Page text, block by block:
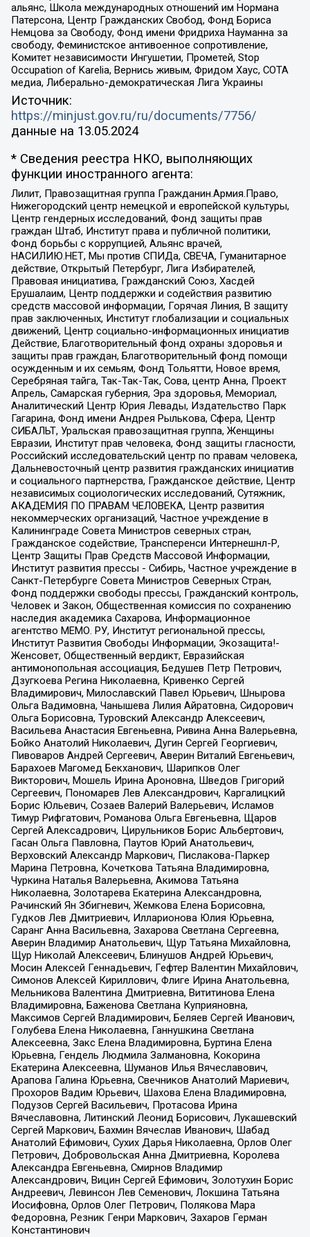
альянс, Школа международных отношений им Нормана
Патерсона, Центр Гражданских Свобод, Фонд Бориса
Немцова за Свободу, Фонд имени Фридриха Науманна за
свободу, Феминистское антивоенное сопротивление,
Комитет независимости Ингушетии, Прометей, Stop
Occupation of Karelia, Вернись живым, Фридом Хаус, СОТА
медиа, Либерально-демократическая Лига Украины
Источник:
https://minjust.gov.ru/ru/documents/7756/
данные на 13.05.2024
* Сведения реестра НКО, выполняющих
функции иностранного агента:
Лилит, Правозащитная группа Гражданин.Армия.Право,
Нижегородский центр немецкой и европейской культуры,
Центр гендерных исследований, Фонд защиты прав
граждан Штаб, Институт права и публичной политики,
Фонд борьбы с коррупцией, Альянс врачей,
НАСИЛИЮ.НЕТ, Мы против СПИДа, СВЕЧА, Гуманитарное
действие, Открытый Петербург, Лига Избирателей,
Правовая инициатива, Гражданский Союз, Хасдей
Ерушалаим, Центр поддержки и содействия развитию
средств массовой информации, Горячая Линия, В защиту
прав заключенных, Институт глобализации и социальных
движений, Центр социально-информационных инициатив
Действие, Благотворительный фонд охраны здоровья и
защиты прав граждан, Благотворительный фонд помощи
осужденным и их семьям, Фонд Тольятти, Новое время,
Серебряная тайга, Так-Так-Так, Сова, центр Анна, Проект
Апрель, Самарская губерния, Эра здоровья, Мемориал,
Аналитический Центр Юрия Левады, Издательство Парк
Гагарина, Фонд имени Андрея Рылькова, Сфера, Центр
СИБАЛЬТ, Уральская правозащитная группа, Женщины
Евразии, Институт прав человека, Фонд защиты гласности,
Российский исследовательский центр по правам человека,
Дальневосточный центр развития гражданских инициатив
и социального партнерства, Гражданское действие, Центр
независимых социологических исследований, Сутяжник,
АКАДЕМИЯ ПО ПРАВАМ ЧЕЛОВЕКА, Центр развития
некоммерческих организаций, Частное учреждение в
Калининграде Совета Министров северных стран,
Гражданское содействие, Трансперенси Интернешнл-Р,
Центр Защиты Прав Средств Массовой Информации,
Институт развития прессы - Сибирь, Частное учреждение в
Санкт-Петербурге Совета Министров Северных Стран,
Фонд поддержки свободы прессы, Гражданский контроль,
Человек и Закон, Общественная комиссия по сохранению
наследия академика Сахарова, Информационное
агентство МЕМО. РУ, Институт региональной прессы,
Институт Развития Свободы Информации, Экозащита!-
Женсовет, Общественный вердикт, Евразийская
антимонопольная ассоциация, Бедушев Петр Петрович,
Дзугкоева Регина Николаевна, Кривенко Сергей
Владимирович, Милославский Павел Юрьевич, Шнырова
Ольга Вадимовна, Чанышева Лилия Айратовна, Сидорович
Ольга Борисовна, Туровский Александр Алексеевич,
Васильева Анастасия Евгеньевна, Ривина Анна Валерьевна,
Бойко Анатолий Николаевич, Дугин Сергей Георгиевич,
Пивоваров Андрей Сергеевич, Аверин Виталий Евгеньевич,
Барахоев Магомед Бекханович, Шарипков Олег
Викторович, Мошель Ирина Ароновна, Шведов Григорий
Сергеевич, Пономарев Лев Александрович, Каргалицкий
Борис Юльевич, Созаев Валерий Валерьевич, Исламов
Тимур Рифгатович, Романова Ольга Евгеньевна, Щаров
Сергей Алексадрович, Цирульников Борис Альбертович,
Гасан Ольга Павловна, Паутов Юрий Анатольевич,
Верховский Александр Маркович, Пислакова-Паркер
Марина Петровна, Кочеткова Татьяна Владимировна,
Чуркина Наталья Валерьевна, Акимова Татьяна
Николаевна, Золотарева Екатерина Александровна,
Рачинский Ян Збигневич, Жемкова Елена Борисовна,
Гудков Лев Дмитриевич, Илларионова Юлия Юрьевна,
Саранг Анна Васильевна, Захарова Светлана Сергеевна,
Аверин Владимир Анатольевич, Щур Татьяна Михайловна,
Щур Николай Алексеевич, Блинушов Андрей Юрьевич,
Мосин Алексей Геннадьевич, Гефтер Валентин Михайлович,
Симонов Алексей Кириллович, Флиге Ирина Анатольевна,
Мельникова Валентина Дмитриевна, Вититинова Елена
Владимировна, Баженова Светлана Куприяновна,
Максимов Сергей Владимирович, Беляев Сергей Иванович,
Голубева Елена Николаевна, Ганнушкина Светлана
Алексеевна, Закс Елена Владимировна, Буртина Елена
Юрьевна, Гендель Людмила Залмановна, Кокорина
Екатерина Алексеевна, Шуманов Илья Вячеславович,
Арапова Галина Юрьевна, Свечников Анатолий Мариевич,
Прохоров Вадим Юрьевич, Шахова Елена Владимировна,
Подузов Сергей Васильевич, Протасова Ирина
Вячеславовна, Литинский Леонид Борисович, Лукашевский
Сергей Маркович, Бахмин Вячеслав Иванович, Шабад
Анатолий Ефимович, Сухих Дарья Николаевна, Орлов Олег
Петрович, Добровольская Анна Дмитриевна, Королева
Александра Евгеньевна, Смирнов Владимир
Александрович, Вицин Сергей Ефимович, Золотухин Борис
Андреевич, Левинсон Лев Семенович, Локшина Татьяна
Иосифовна, Орлов Олег Петрович, Полякова Мара
Федоровна, Резник Генри Маркович, Захаров Герман
Константинович